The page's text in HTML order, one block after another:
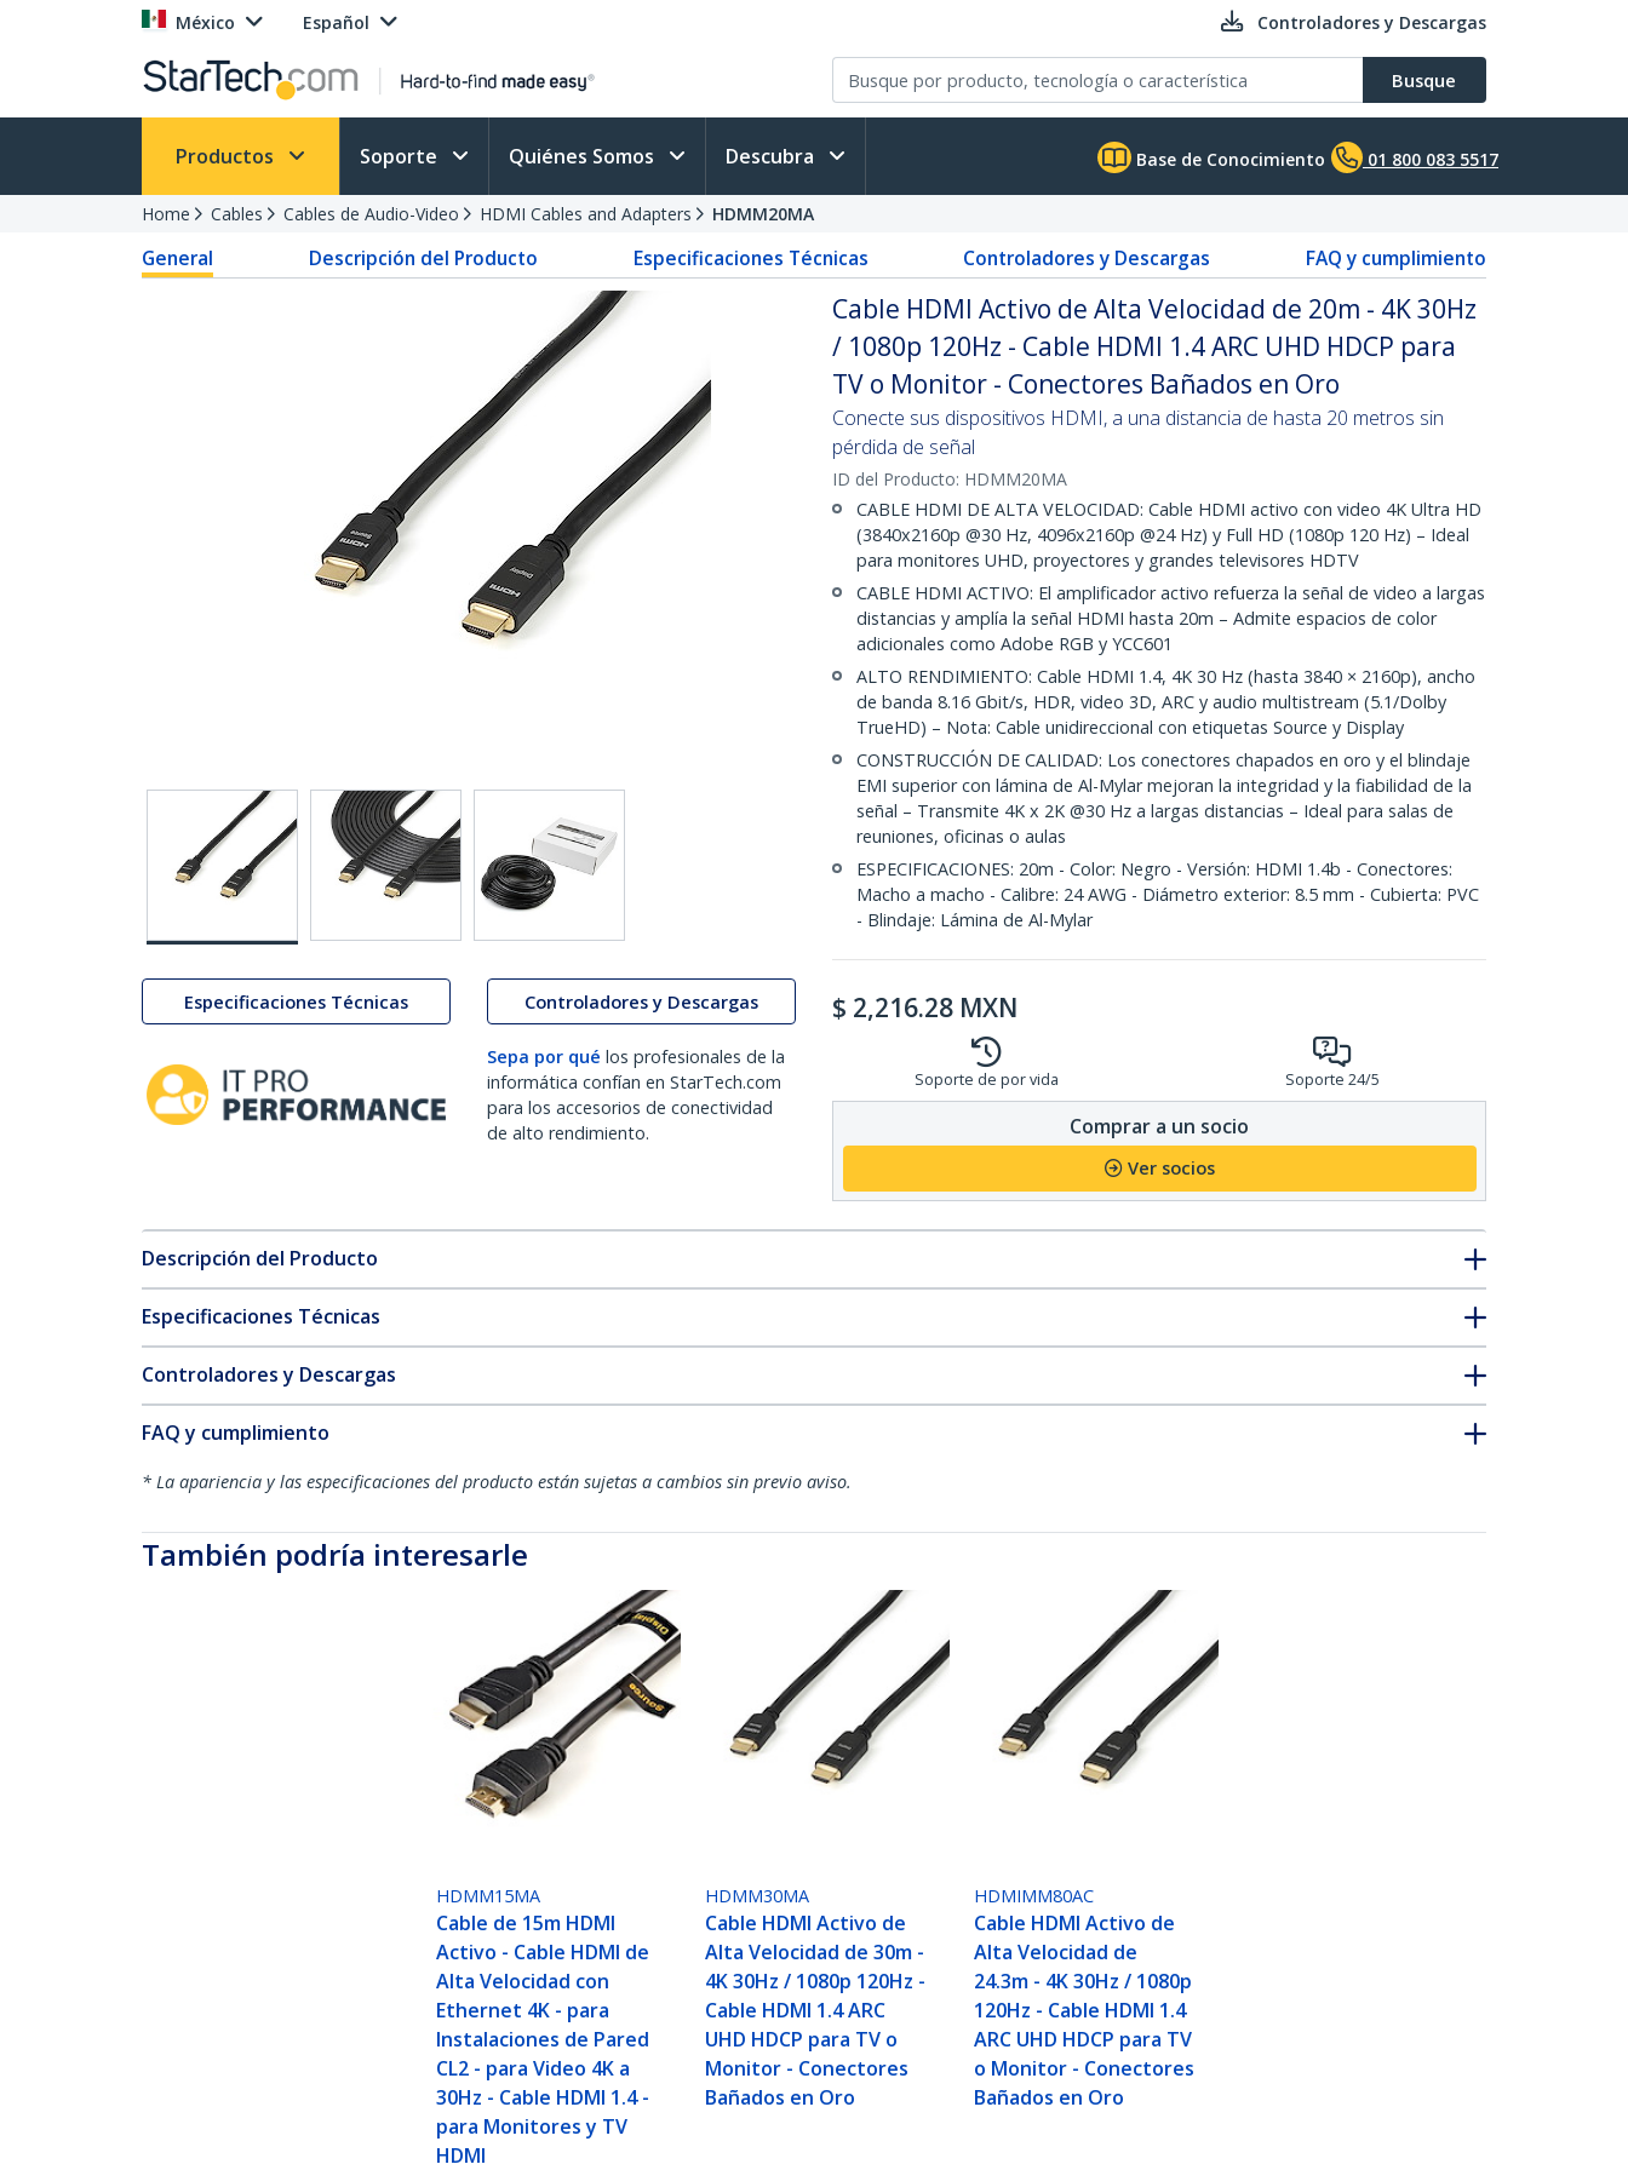
México Español Controladores y Descargas
Busque
Productos Soporte Quiénes Somos Descubra Base de Conocimiento 01 800 083 5517
Home Cables Cables de Audio-Video HDMI Cables and Adapters HDMM20MA
General Descripción del Producto Especificaciones Técnicas Controladores y Descargas FAQ y cumplimiento
Especificaciones Técnicas Controladores y Descargas
Sepa por qué los profesionales de la
informática confían en StarTech.com
para los accesorios de conectividad
de alto rendimiento.
Cable HDMI Activo de Alta Velocidad de 20m - 4K 30Hz
/ 1080p 120Hz - Cable HDMI 1.4 ARC UHD HDCP para
TV o Monitor - Conectores Bañados en Oro
Conecte sus dispositivos HDMI, a una distancia de hasta 20 metros sin
pérdida de señal
ID del Producto: HDMM20MA
CABLE HDMI DE ALTA VELOCIDAD: Cable HDMI activo con video 4K Ultra HD
(3840x2160p @30 Hz, 4096x2160p @24 Hz) y Full HD (1080p 120 Hz) – Ideal
para monitores UHD, proyectores y grandes televisores HDTV
CABLE HDMI ACTIVO: El amplificador activo refuerza la señal de video a largas
distancias y amplía la señal HDMI hasta 20m – Admite espacios de color
adicionales como Adobe RGB y YCC601
ALTO RENDIMIENTO: Cable HDMI 1.4, 4K 30 Hz (hasta 3840 × 2160p), ancho
de banda 8.16 Gbit/s, HDR, video 3D, ARC y audio multistream (5.1/Dolby
TrueHD) – Nota: Cable unidireccional con etiquetas Source y Display
CONSTRUCCIÓN DE CALIDAD: Los conectores chapados en oro y el blindaje
EMI superior con lámina de Al-Mylar mejoran la integridad y la fiabilidad de la
señal – Transmite 4K x 2K @30 Hz a largas distancias – Ideal para salas de
reuniones, oficinas o aulas
ESPECIFICACIONES: 20m - Color: Negro - Versión: HDMI 1.4b - Conectores:
Macho a macho - Calibre: 24 AWG - Diámetro exterior: 8.5 mm - Cubierta: PVC
- Blindaje: Lámina de Al-Mylar
$ 2,216.28 MXN
Soporte de por vida Soporte 24/5
Comprar a un socio
Ver socios
Descripción del Producto
Especificaciones Técnicas
Controladores y Descargas
FAQ y cumplimiento
* La apariencia y las especificaciones del producto están sujetas a cambios sin previo aviso.
También podría interesarle
HDMM15MA
Cable de 15m HDMI
Activo - Cable HDMI de
Alta Velocidad con
Ethernet 4K - para
Instalaciones de Pared
CL2 - para Video 4K a
30Hz - Cable HDMI 1.4 -
para Monitores y TV
HDMI
HDMM30MA
Cable HDMI Activo de
Alta Velocidad de 30m -
4K 30Hz / 1080p 120Hz -
Cable HDMI 1.4 ARC
UHD HDCP para TV o
Monitor - Conectores
Bañados en Oro
HDMIMM80AC
Cable HDMI Activo de
Alta Velocidad de
24.3m - 4K 30Hz / 1080p
120Hz - Cable HDMI 1.4
ARC UHD HDCP para TV
o Monitor - Conectores
Bañados en Oro